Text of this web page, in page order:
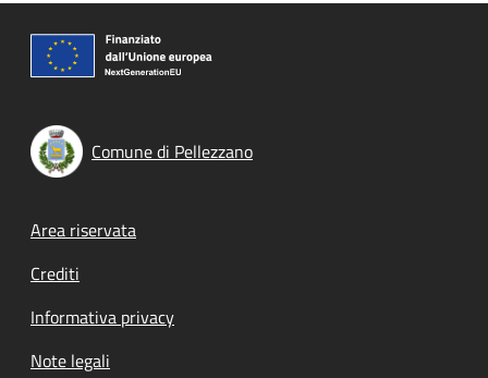
Comune di Pellezzano
Footer menu
Area riservata
Crediti
Informativa privacy
Note legali